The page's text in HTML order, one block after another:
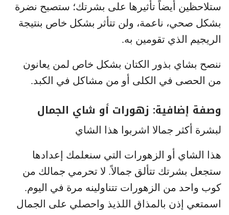
ستلاحظين أيضاً تأثيرها على بشرتك؛ ستصبح نضرة
بشكل صحي، ناعمة، ولن تتأثر بشكل خاص بنتيجة
الريجيم الذي تقومين به.
ننصح بشاي بذور الكتان بشكل خاص لمن يعانون
من الحصى في الكلى أو من مشاكل في الكبد.
وصفة إضافية: زهورات أو شاي الجمال
لبشرة أكثر جمالا اشربوا هذا الشاي
هذا الشاي أو الزهورات التي سنعلمك إعدادها
ستجعل بشرتك تتألق جمالاً. لا تحرمي جمالك من
كوب واحد من الزهورات تتناولينه مرة في اليوم.
اسمتعي إذن بالمذاق اللذيذ واحصلي على الجمال